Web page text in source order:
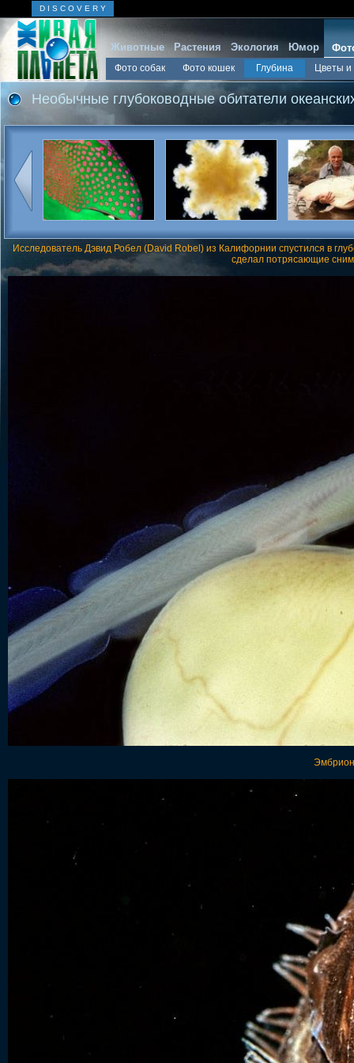
D I S C O V E R Y
Животные Растения Экология Юмор
Фото собак Фото кошек Глубина Цветы и
Необычные глубоководные обитатели
Исследователь Дэвид Робел (David Robel) из Калифорнии спустился в
сделал потрясающие
Эмбрион